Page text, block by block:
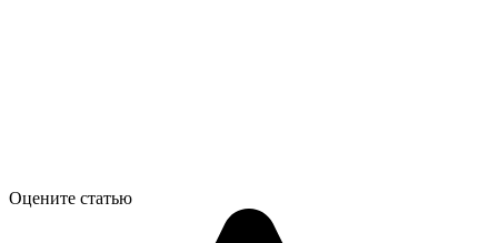
Оцените статью